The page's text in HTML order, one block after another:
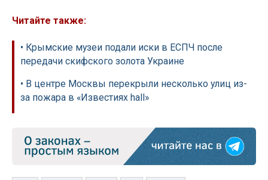
Читайте также:
• Крымские музеи подали иски в ЕСПЧ после
передачи скифского золота Украине
• В центре Москвы перекрыли несколько улиц из-
за пожара в «Известиях hall»